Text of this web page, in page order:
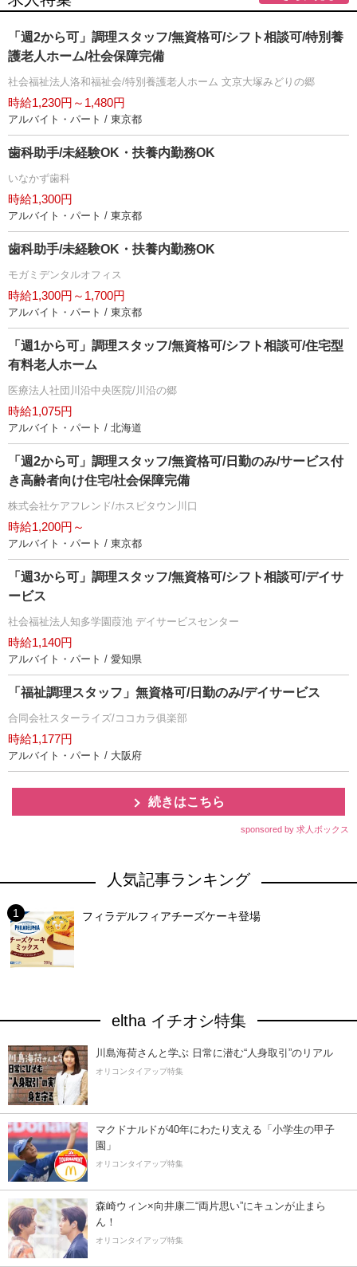
「週2から可」調理スタッフ/無資格可/シフト相談可/特別養
護老人ホーム/社会保障完備
社会福祉法人洛和福祉会/特別養護老人ホーム 文京大塚みどりの郷
時給1,230円～1,480円
アルバイト・パート / 東京都
歯科助手/未経験OK・扶養内勤務OK
いなかず歯科
時給1,300円
アルバイト・パート / 東京都
歯科助手/未経験OK・扶養内勤務OK
モガミデンタルオフィス
時給1,300円～1,700円
アルバイト・パート / 東京都
「週1から可」調理スタッフ/無資格可/シフト相談可/住宅型
有料老人ホーム
医療法人社団川沿中央医院/川沿の郷
時給1,075円
アルバイト・パート / 北海道
「週2から可」調理スタッフ/無資格可/日勤のみ/サービス付
き高齢者向け住宅/社会保障完備
株式会社ケアフレンド/ホスピタウン川口
時給1,200円～
アルバイト・パート / 東京都
「週3から可」調理スタッフ/無資格可/シフト相談可/デイサ
ービス
社会福祉法人知多学園葭池 デイサービスセンター
時給1,140円
アルバイト・パート / 愛知県
「福祉調理スタッフ」無資格可/日勤のみ/デイサービス
合同会社スターライズ/ココカラ俱楽部
時給1,177円
アルバイト・パート / 大阪府
続きはこちら
sponsored by 求人ボックス
人気記事ランキング
フィラデルフィアチーズケーキ登場
eltha イチオシ特集
川島海荷さんと学ぶ 日常に潜む“人身取引”のリアル
オリコンタイアップ特集
マクドナルドが40年にわたり支える「小学生の甲子
園」
オリコンタイアップ特集
森崎ウィン×向井康二“両片思い”にキュンが止まら
ん！
オリコンタイアップ特集